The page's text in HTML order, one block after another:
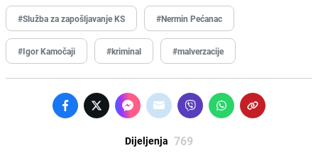
#Služba za zapošljavanje KS #Nermin Pećanac
#Igor Kamočaji #kriminal #malverzacije
Dijeljenja 769